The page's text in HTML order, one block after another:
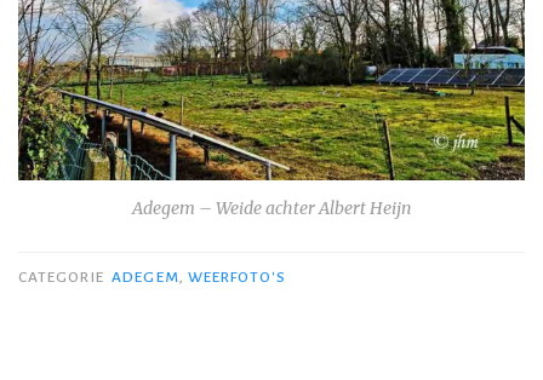
Adegem – Weide achter Albert Heijn
CATEGORIE ADEGEM, WEERFOTO'S